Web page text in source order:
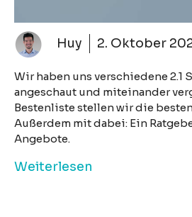
Huy 2. Oktober
Wir haben uns verschiedene 2.1
angeschaut und miteinander
Bestenliste stellen wir die besten
Außerdem mit dabei: Ein
Angebote.
Weiterlesen